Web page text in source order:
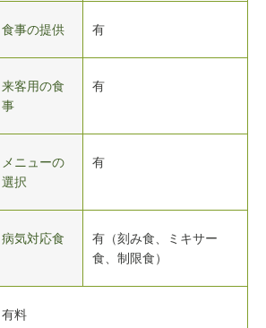
食事の提供 有
来客用の食
事
有
メニューの
選択
有
病気対応食
有（刻み食、ミキサー
食、制限食）
有料